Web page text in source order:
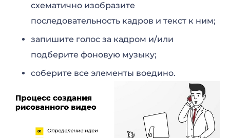
схематично изобразите
последовательность кадров и текст к ним;
запишите голос за кадром и/или
подберите фоновую музыку;
соберите все элементы воедино.